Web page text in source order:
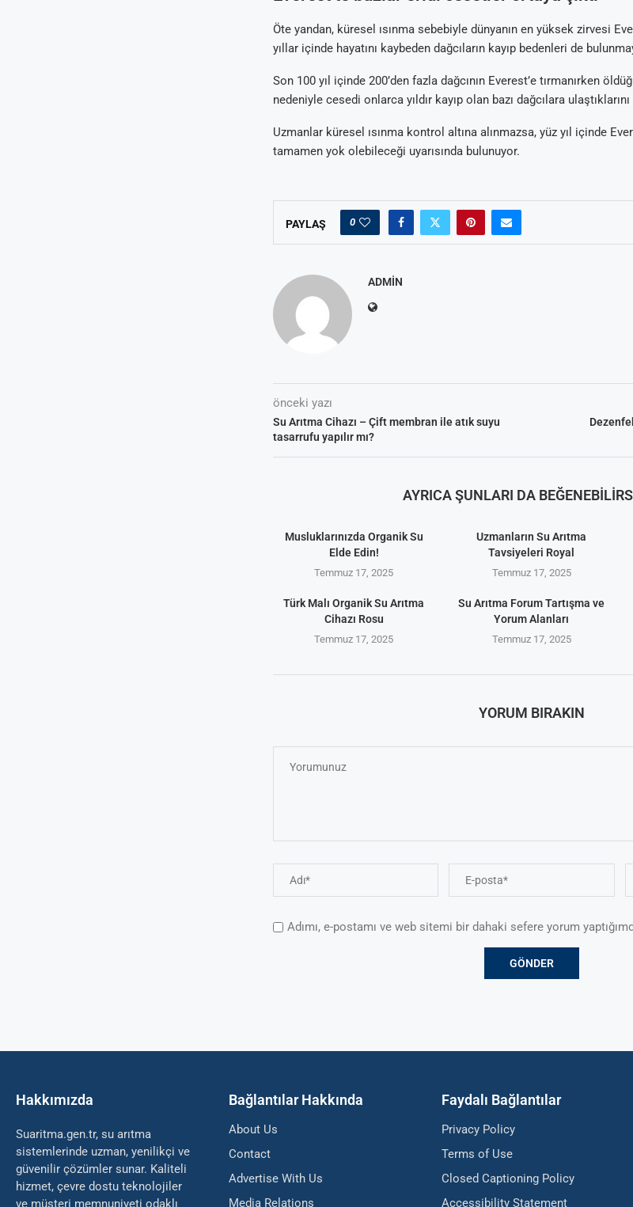
Öte yandan, küresel ısınma sebebiyle dünyanın en yüksek zirvesi
yıllar içinde hayatını kaybeden dağcıların kayıp bedenleri de
Son 100 yıl içinde 200’den fazla dağcının Everest’e tırmanırken
nedeniyle cesedi onlarca yıldır kayıp olan bazı dağcılara
Uzmanlar küresel ısınma kontrol altına alınmazsa, yüz yıl içinde
tamamen yok olebileceği uyarısında bulunuyor.
PAYLAŞ 0
ADMIN
önceki yazı
Su Arıtma Cihazı – Çift membran ile atık suyu
tasarrufu yapılır mı?
AYRICA ŞUNLARI DA
Musluklarınızda Organik Su
Elde Edin!
Temmuz 17, 2025
Uzmanların Su Arıtma
Tavsiyeleri Royal
Temmuz 17, 2025
Türk Malı Organik Su Arıtma
Cihazı Rosu
Temmuz 17, 2025
Su Arıtma Forum Tartışma ve
Yorum Alanları
Temmuz 17, 2025
YORUM BIRAKIN
Adımı, e-postamı ve web sitemi bir dahaki sefere yorum
Hakkımızda
Suaritma.gen.tr, su arıtma
sistemlerinde uzman, yenilikçi ve
güvenilir çözümler sunar. Kaliteli
hizmet, çevre dostu teknolojiler
ve müşteri memnuniyeti odaklı
Bağlantılar Hakkında
About Us
Contact
Advertise With Us
Media Relations
Faydalı Bağlantılar
Privacy Policy
Terms of Use
Closed Captioning Policy
Accessibility Statement